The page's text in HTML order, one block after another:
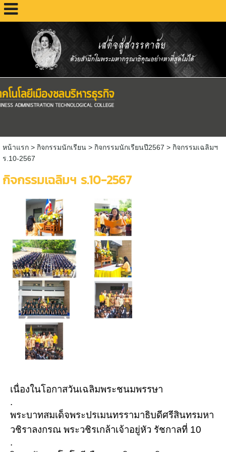
หน้าแรก> กิจกรรมนักเรียน > กิจกรรมนักเรียนปี2567 > กิจกรรมเฉลิมฯ
ร.10-2567
กิจกรรมเฉลิมฯ ร.10-2567
เนื่องในโอกาสวันเฉลิมพระชนมพรรษา
.
พระบาทสมเด็จพระปรเมนทรรามาธิบดีศรีสินทรมหา
วชิราลงกรณ พระวชิรเกล้าเจ้าอยู่หัว รัชกาลที่ 10
.